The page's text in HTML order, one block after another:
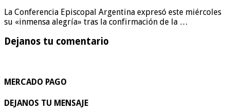
La Conferencia Episcopal Argentina expresó este miércoles
su «inmensa alegría» tras la confirmación de la …
Dejanos tu comentario
MERCADO PAGO
DEJANOS TU MENSAJE